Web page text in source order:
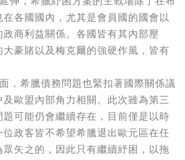
各國國內，尤其是會員國的國會以
政商利益關係。各國皆有其內部壓
大豪賭以及梅克爾的強硬作風，皆有
，希臘債務問題也緊扣著國際關係議
及歐盟內部角力相關。此次雖為第三
題可能仍會繼續存在，目前僅是以時
位政客皆不希望希臘退出歐元區在任
眾矢之的，因此只有繼續紓困，以拖